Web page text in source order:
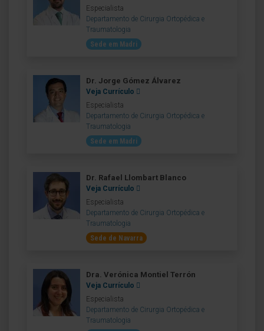
Especialista
Departamento de Cirurgia Ortopédica e
Traumatologia
Sede em Madri
Dr. Jorge Gómez Álvarez
Veja Currículo
Especialista
Departamento de Cirurgia Ortopédica e
Traumatologia
Sede em Madri
Dr. Rafael Llombart Blanco
Veja Currículo
Especialista
Departamento de Cirurgia Ortopédica e
Traumatologia
Sede de Navarra
Dra. Verónica Montiel Terrón
Veja Currículo
Especialista
Departamento de Cirurgia Ortopédica e
Traumatologia